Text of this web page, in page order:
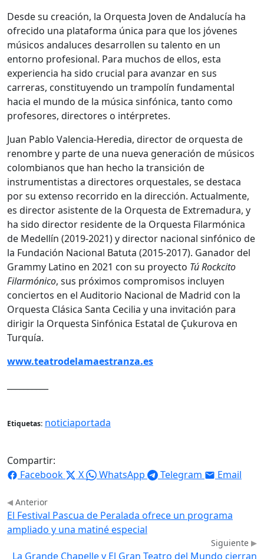
Desde su creación, la Orquesta Joven de Andalucía ha
ofrecido una plataforma única para que los jóvenes
músicos andaluces desarrollen su talento en un
entorno profesional. Para muchos de ellos, esta
experiencia ha sido crucial para avanzar en sus
carreras, constituyendo un trampolín fundamental
hacia el mundo de la música sinfónica, tanto como
profesores, directores o intérpretes.
Juan Pablo Valencia-Heredia, director de orquesta de
renombre y parte de una nueva generación de músicos
colombianos que han hecho la transición de
instrumentistas a directores orquestales, se destaca
por su extenso recorrido en la dirección. Actualmente,
es director asistente de la Orquesta de Extremadura, y
ha sido director residente de la Orquesta Filarmónica
de Medellín (2019-2021) y director nacional sinfónico de
la Fundación Nacional Batuta (2015-2017). Ganador del
Grammy Latino en 2021 con su proyecto Tú Rockcito
Filarmónico, sus próximos compromisos incluyen
conciertos en el Auditorio Nacional de Madrid con la
Orquesta Clásica Santa Cecilia y una invitación para
dirigir la Orquesta Sinfónica Estatal de Çukurova en
Turquía.
www.teatrodelamaestranza.es
Etiquetas: noticiaportada
Compartir:
Facebook
X WhatsApp Telegram Email
Anterior
El Festival Pascua de Peralada ofrece un programa
ampliado y una matiné especial
Siguiente
La Grande Chapelle y El Gran Teatro del Mundo cierran